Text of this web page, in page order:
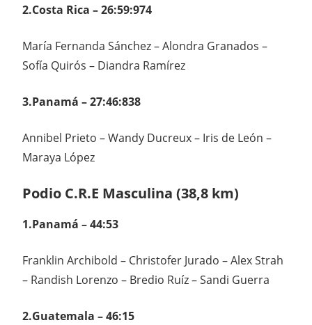
2.Costa Rica – 26:59:974
María Fernanda Sánchez – Alondra Granados –
Sofía Quirós – Diandra Ramírez
3.Panamá – 27:46:838
Annibel Prieto – Wandy Ducreux – Iris de León –
Maraya López
Podio C.R.E Masculina (38,8 km)
1.Panamá – 44:53
Franklin Archibold – Christofer Jurado – Alex Strah
– Randish Lorenzo – Bredio Ruíz – Sandi Guerra
2.Guatemala – 46:15